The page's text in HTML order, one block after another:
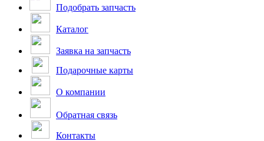
Подобрать запчасть
Каталог
Заявка на запчасть
Подарочные карты
О компании
Обратная связь
Контакты